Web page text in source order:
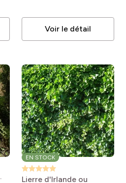
Voir le détail
EN STOCK
Lierre d'Irlande ou